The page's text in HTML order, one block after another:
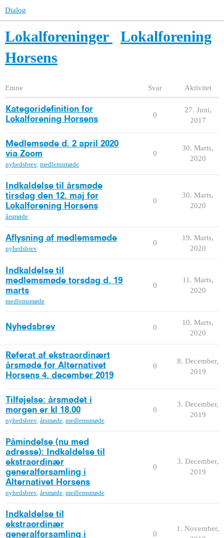
Dialog
Lokalforeninger
Lokalforening
Horsens
Emne Svar Aktivitet
Kategoridefinition for
Lokalforening Horsens
0
27. Juni,
2017
Medlemsøde d. 2 april 2020
via Zoom
nyhedsbrev, medlemsmøde
0
30. Marts,
2020
Indkaldelse til årsmøde
tirsdag den 12. maj for
Lokalforening Horsens
årsmøde
0
30. Marts,
2020
Aflysning af medlemsmøde
nyhedsbrev
0
19. Marts,
2020
Indkaldelse til
medlemsmøde torsdag d. 19
marts
medlemsmøde
0
11. Marts,
2020
Nyhedsbrev 0
10. Marts,
2020
Referat af ekstraordinært
årsmøde for Alternativet
Horsens 4. december 2019
0
8. December,
2019
Tilføjelse: årsmødet i
morgen er kl 18.00
nyhedsbrev, årsmøde, medlemsmøde
0
3. December,
2019
Påmindelse (nu med
adresse): Indkaldelse til
ekstraordinær
generalforsamling i
Alternativet Horsens
nyhedsbrev, årsmøde, medlemsmøde
0
3. December,
2019
Indkaldelse til
ekstraordinær
generalforsamling i
0
1. November,